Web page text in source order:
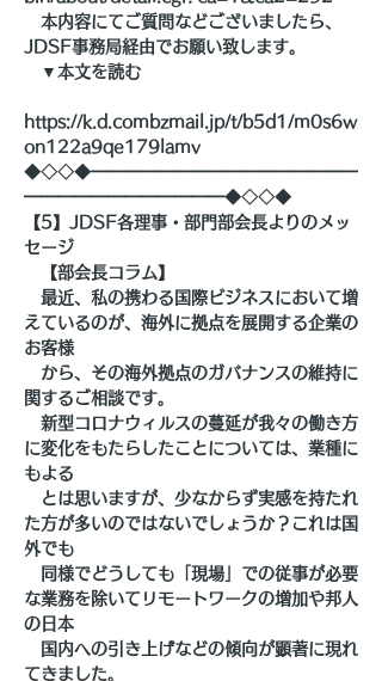
本内容にてご質問などございましたら、
JDSF事務局経由でお願い致します。
▼本文を読む
https://k.d.combzmail.jp/t/b5d1/m0s6w
on122a9qe179lamv
◆◇◇◆━━━━━━━━━━━━━━━━
━━━━━━━━━━━━◆◇◇◆
【5】JDSF各理事・部門部会長よりのメッ
セージ
【部会長コラム】
最近、私の携わる国際ビジネスにおいて増
えているのが、海外に拠点を展開する企業の
お客様
から、その海外拠点のガバナンスの維持に
関するご相談です。
新型コロナウィルスの蔓延が我々の働き方
に変化をもたらしたことについては、業種に
もよる
とは思いますが、少なからず実感を持たれ
た方が多いのではないでしょうか？これは国
外でも
同様でどうしても「現場」での従事が必要
な業務を除いてリモートワークの増加や邦人
の日本
国内への引き上げなどの傾向が顕著に現れ
てきました。